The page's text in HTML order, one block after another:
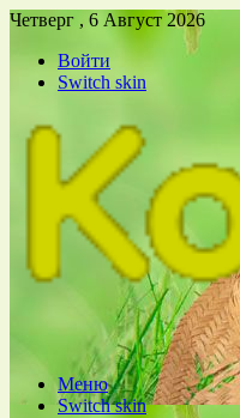
Четверг , 6 Август 2026
Войти
Switch skin
Меню
Switch skin